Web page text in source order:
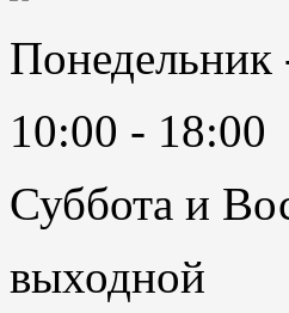
10:00 - 18:00
Суббота и
выходной